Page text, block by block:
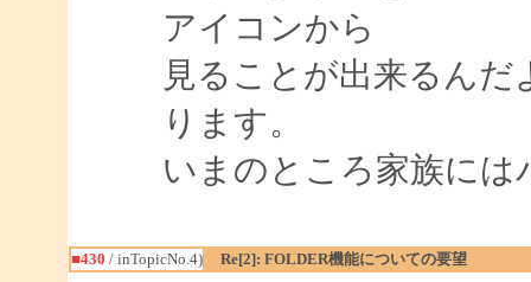
アイコンから
見ることが出来るん
ります。
いまのところ家族に
■430 / inTopicNo.4) Re[2]: FOLDER機能についての要望